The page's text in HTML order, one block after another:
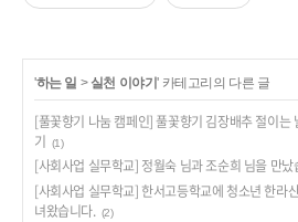
'하는 일 > 실천 이야기' 카테고리의 다른 글
[풀꽃향기 나눔 캠페인] 풀꽃향기 김장배추 절이는
기 (1)
[사회사업 실무학교] 정월숙 님과 조순희 님을 만났
[사회사업 실무학교] 한서고등학교에 청소년 한라
녀왔습니다. (2)